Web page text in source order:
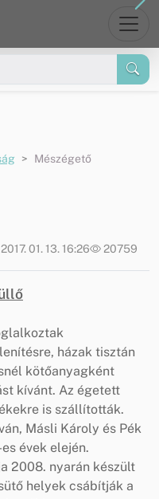
Mészégető
01. 13. 16:26 20759
házak tisztán
kötőanyagként
kívánt. Az égetett
is szállították.
Másli Károly és Pék
évek elején.
2008. nyarán készült
helyek csábítják a